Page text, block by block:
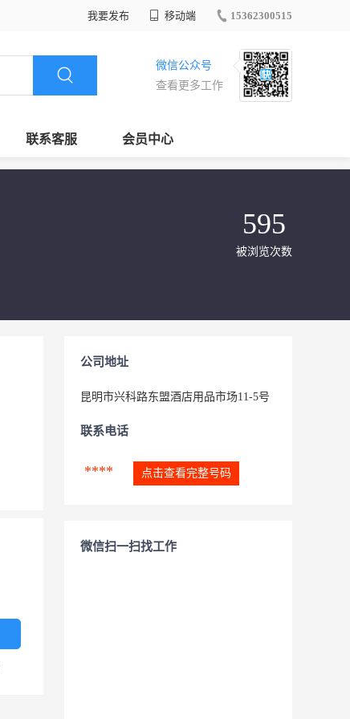
我要发布 移动端 15362300515
微信公众号
查看更多工作
联系客服 会员中心
595
被浏览次数
公司地址
昆明市兴科路东盟酒店用品市场11-5号
联系电话
**** 点击查看完整号码
微信扫一扫找工作